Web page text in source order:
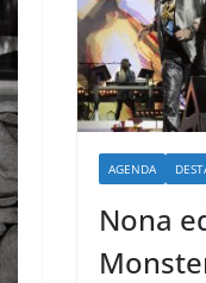
AGENDA
Nona